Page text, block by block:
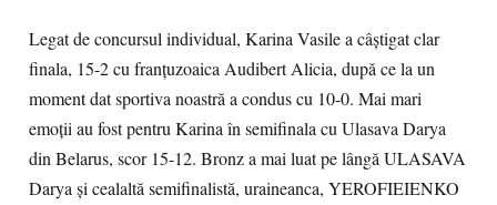
Legat de concursul individual, Karina Vasile a câștigat clar
finala, 15-2 cu franțuzoaica Audibert Alicia, după ce la un
moment dat sportiva noastră a condus cu 10-0. Mai mari
emoții au fost pentru Karina în semifinala cu Ulasava Darya
din Belarus, scor 15-12. Bronz a mai luat pe lângă ULASAVA
Darya și cealaltă semifinalistă, uraineanca, YEROFIEIENKO